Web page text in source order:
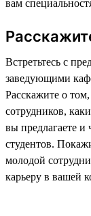
вам
Встретьтесь с
заведующими
Расскажите о
сотрудников,
вы предлагаете и
студентов.
молодой
карьеру в вашей